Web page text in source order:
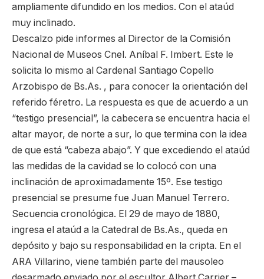
ampliamente difundido en los medios. Con el ataúd
muy inclinado.
Descalzo pide informes al Director de la Comisión
Nacional de Museos Cnel. Aníbal F. Imbert. Este le
solicita lo mismo al Cardenal Santiago Copello
Arzobispo de Bs.As. , para conocer la orientación del
referido féretro. La respuesta es que de acuerdo a un
“testigo presencial”, la cabecera se encuentra hacia el
altar mayor, de norte a sur, lo que termina con la idea
de que está “cabeza abajo”. Y que excediendo el ataúd
las medidas de la cavidad se lo colocó con una
inclinación de aproximadamente 15º. Ese testigo
presencial se presume fue Juan Manuel Terrero.
Secuencia cronológica. El 29 de mayo de 1880,
ingresa el ataúd a la Catedral de Bs.As., queda en
depósito y bajo su responsabilidad en la cripta. En el
ARA Villarino, viene también parte del mausoleo